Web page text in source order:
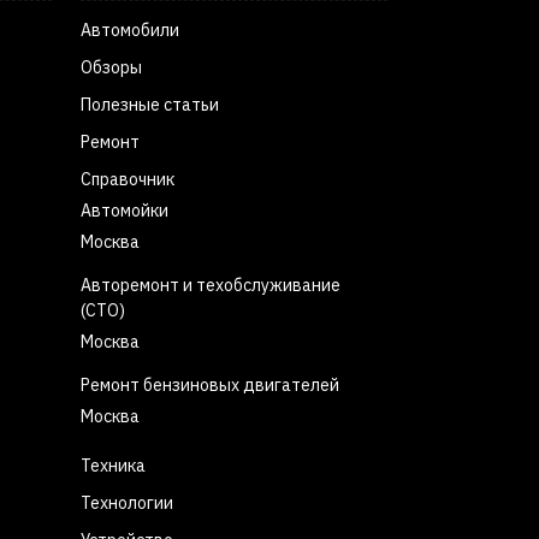
Автомобили
Обзоры
Полезные статьи
Ремонт
Справочник
Автомойки
Москва
Авторемонт и техобслуживание
(СТО)
Москва
Ремонт бензиновых двигателей
Москва
Техника
Технологии